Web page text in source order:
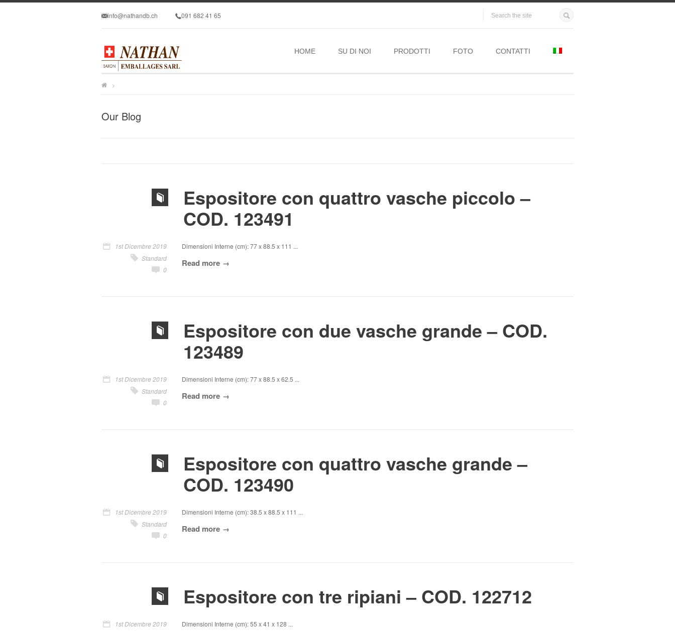
info@nathandb.ch 091 682 41 65
HOME SU DI NOI PRODOTTI FOTO CONTATTI
>
Our Blog
Espositore con quattro vasche piccolo –
COD. 123491
1st Dicembre 2019
Standard
0
Dimensioni Interne (cm): 77 x 88.5 x 111 ...
Read more
Espositore con due vasche grande – COD.
123489
1st Dicembre 2019
Standard
0
Dimensioni Interne (cm): 77 x 88.5 x 62.5 ...
Read more
Espositore con quattro vasche grande –
COD. 123490
1st Dicembre 2019
Standard
0
Dimensioni Interne (cm): 38.5 x 88.5 x 111 ...
Read more
Espositore con tre ripiani – COD. 122712
1st Dicembre 2019
Dimensioni Interne (cm): 55 x 41 x 128 ...